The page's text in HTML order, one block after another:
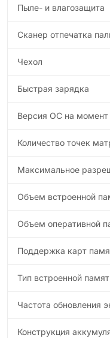
Пыле- и влагозащита
Сканер отпечатка
Чехол
Быстрая зарядка
Версия ОС на момент
Количество точек
Максимальное
Объем встроенной
Объем оперативной
Поддержка карт
Тип встроенной
Частота обновления
Конструкция